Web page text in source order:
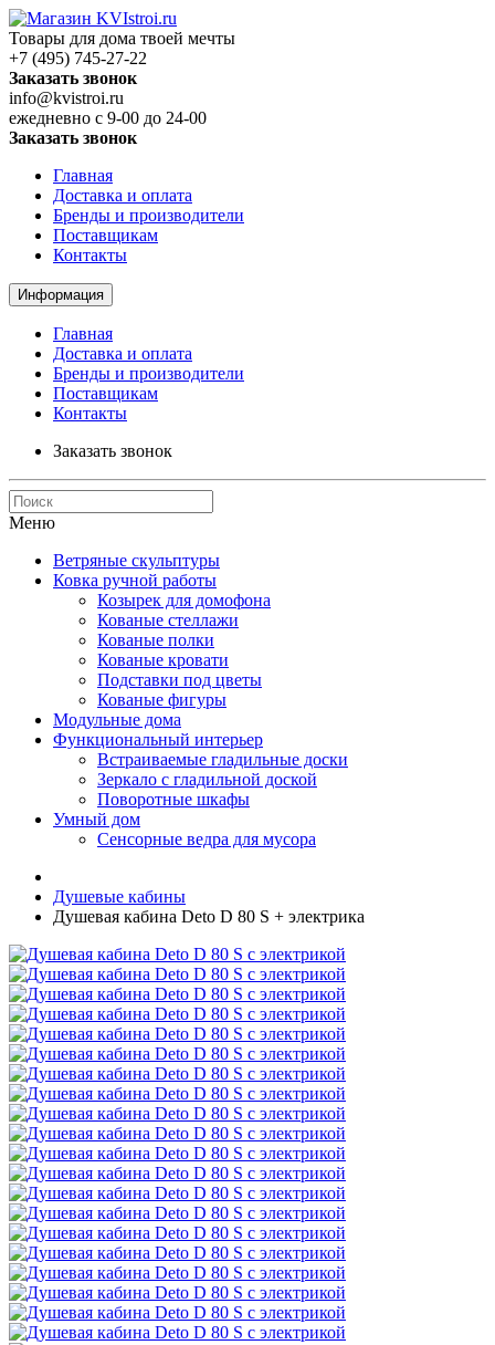
Товары для дома твоей мечты
+7 (495) 745-27-22
Заказать звонок
info@kvistroi.ru
ежедневно с 9-00 до 24-00
Заказать звонок
Главная
Доставка и оплата
Бренды и производители
Поставщикам
Контакты
Информация
Главная
Доставка и оплата
Бренды и производители
Поставщикам
Контакты
Заказать звонок
Меню
Ветряные скульптуры
Ковка ручной работы
Козырек для домофона
Кованые стеллажи
Кованые полки
Кованые кровати
Подставки под цветы
Кованые фигуры
Модульные дома
Функциональный интерьер
Встраиваемые гладильные доски
Зеркало с гладильной доской
Поворотные шкафы
Умный дом
Сенсорные ведра для мусора
Душевые кабины
Душевая кабина Deto D 80 S + электрика